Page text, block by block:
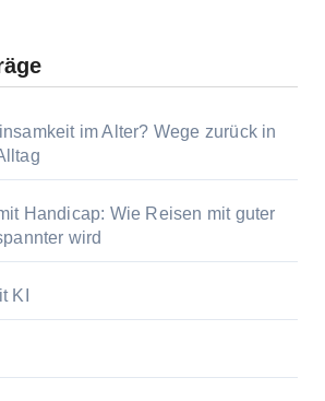
im Alter? Wege zurück in
Handicap: Wie Reisen mit guter
wird
KI